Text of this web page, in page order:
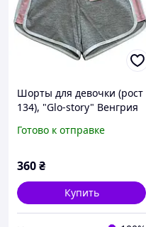
Шорты для девочки (рост
134), "Glo-story" Венгрия
Готово к отправке
360₴
Купить